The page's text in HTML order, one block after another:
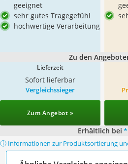
geeignet
sehr gutes Tragegefühl
hochwertige Verarbeitung
Zu den
Lieferzeit
Sofort lieferbar
Vergleichssieger
Zum Angebot »
Erhältlich bei *
ⓘ Informationen zur Produktsortierung